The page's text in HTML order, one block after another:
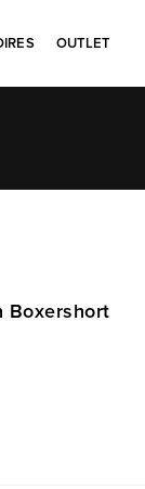
OUTLET
Boxershort